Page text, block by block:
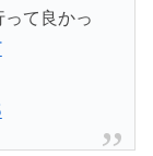
て良かっ